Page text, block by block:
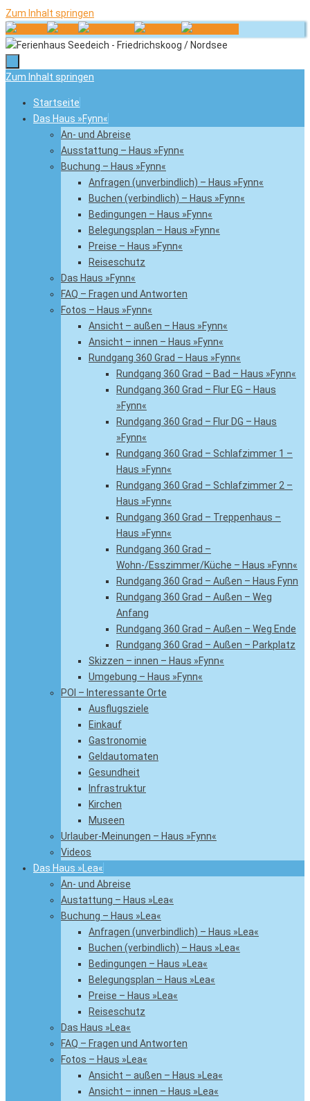
Zum Inhalt springen
Zum Inhalt springen
Startseite
Das Haus »Fynn«
An- und Abreise
Ausstattung – Haus »Fynn«
Buchung – Haus »Fynn«
Anfragen (unverbindlich) – Haus »Fynn«
Buchen (verbindlich) – Haus »Fynn«
Bedingungen – Haus »Fynn«
Belegungsplan – Haus »Fynn«
Preise – Haus »Fynn«
Reiseschutz
Das Haus »Fynn«
FAQ – Fragen und Antworten
Fotos – Haus »Fynn«
Ansicht – außen – Haus »Fynn«
Ansicht – innen – Haus »Fynn«
Rundgang 360 Grad – Haus »Fynn«
Rundgang 360 Grad – Bad – Haus »Fynn«
Rundgang 360 Grad – Flur EG – Haus
»Fynn«
Rundgang 360 Grad – Flur DG – Haus
»Fynn«
Rundgang 360 Grad – Schlafzimmer 1 –
Haus »Fynn«
Rundgang 360 Grad – Schlafzimmer 2 –
Haus »Fynn«
Rundgang 360 Grad – Treppenhaus –
Haus »Fynn«
Rundgang 360 Grad –
Wohn-/Esszimmer/Küche – Haus »Fynn«
Rundgang 360 Grad – Außen – Haus Fynn
Rundgang 360 Grad – Außen – Weg
Anfang
Rundgang 360 Grad – Außen – Weg Ende
Rundgang 360 Grad – Außen – Parkplatz
Skizzen – innen – Haus »Fynn«
Umgebung – Haus »Fynn«
POI – Interessante Orte
Ausflugsziele
Einkauf
Gastronomie
Geldautomaten
Gesundheit
Infrastruktur
Kirchen
Museen
Urlauber-Meinungen – Haus »Fynn«
Videos
Das Haus »Lea«
An- und Abreise
Austattung – Haus »Lea«
Buchung – Haus »Lea«
Anfragen (unverbindlich) – Haus »Lea«
Buchen (verbindlich) – Haus »Lea«
Bedingungen – Haus »Lea«
Belegungsplan – Haus »Lea«
Preise – Haus »Lea«
Reiseschutz
Das Haus »Lea«
FAQ – Fragen und Antworten
Fotos – Haus »Lea«
Ansicht – außen – Haus »Lea«
Ansicht – innen – Haus »Lea«